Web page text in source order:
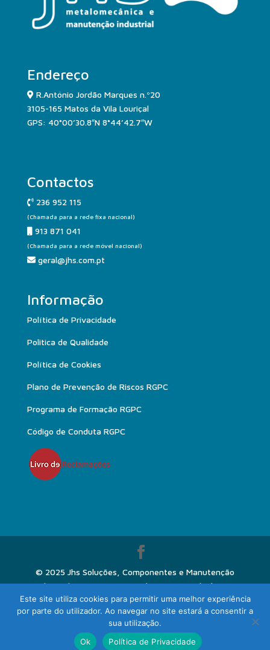
Endereço
R.António Jordão Marques n.º20
3105-165 Matos da Vila Louriçal
GPS: 40°00’30.8″N 8°44’42.7″W
Contactos
236 952 115
(Chamada para a rede fixa nacional)
913 871 041
(Chamada para a rede móvel nacional)
geral@jhs.com.pt
Informação
Política de Privacidade
Politica de Qualidade
Política de Cookies
Plano de Prevenção de Riscos RGPC
Programa de Formação RGPC
Código de Conduta RGPC
© 2025 Jhs Soluções, Componentes e Manutenção
Industrial | Direitos Reservados | Desenvolvido por:
pedroferraz.com
PT
Este site utiliza cookies para permitir uma melhor experiência
por parte do utilizador. Ao navegar no site estará a consentir a
sua utilização.
Ok
Política de Privacidade